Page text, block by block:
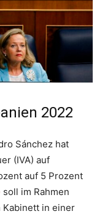
2022
Sánchez hat
(IVA) auf
auf 5 Prozent
soll im Rahmen
Kabinett in einer